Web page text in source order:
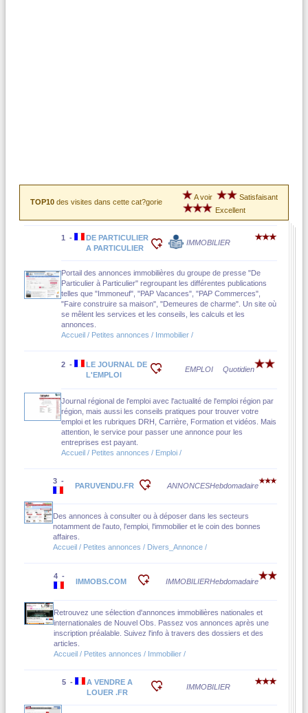
TOP10 des visites dans cette cat?gorie
A voir
Satisfaisant
Excellent
1 -
DE PARTICULIER
A PARTICULIER
IMMOBILIER
Portail des annonces immobilières du groupe de presse "De
Particulier à Particulier" regroupant les différentes publications
telles que "Immoneuf", "PAP Vacances", "PAP Commerces",
"Faire construire sa maison", "Demeures de charme". Un site où
se mêlent les services et les conseils, les calculs et les
annonces.
Accueil / Petites annonces / Immobilier /
2 -
LE JOURNAL DE
L'EMPLOI
EMPLOI Quotidien
Journal régional de l'emploi avec l'actualité de l'emploi région par
région, mais aussi les conseils pratiques pour trouver votre
emploi et les rubriques DRH, Carrière, Formation et vidéos. Mais
attention, le service pour passer une annonce pour les
entreprises est payant.
Accueil / Petites annonces / Emploi /
3 -
PARUVENDU.FR ANNONCESHebdomadaire
Des annonces à consulter ou à déposer dans les secteurs
notamment de l'auto, l'emploi, l'immobilier et le coin des bonnes
affaires.
Accueil / Petites annonces / Divers_Annonce /
4 -
IMMOBS.COM IMMOBILIERHebdomadaire
Retrouvez une sélection d'annonces immobilières nationales et
internationales de Nouvel Obs. Passez vos annonces après une
inscription préalable. Suivez l'info à travers des dossiers et des
articles.
Accueil / Petites annonces / Immobilier /
5 -
A VENDRE A
LOUER .FR
IMMOBILIER